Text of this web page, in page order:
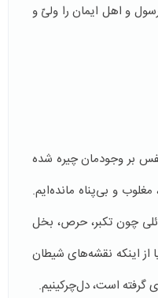
و اهل ایمان را ولیّ و
بر وجودمان چیره شده
و بی‌پناه مانده‌ایم.
چون تکبر، حرص، بخل
از اینکه نقشه‌های شیطان
گرفته است، دل‌چرکینیم.